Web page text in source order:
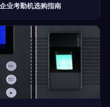
业考勤机选购指南